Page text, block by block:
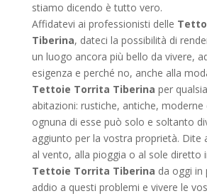
stiamo dicendo è tutto vero.
Affidatevi ai professionisti delle
Tiberina, dateci la possibilità di
un luogo ancora più bello da vivere,
esigenza e perché no, anche alla
Tettoie Torrita Tiberina per
abitazioni: rustiche, antiche, moderne
ognuna di esse può solo e soltanto
aggiunto per la vostra proprietà. Dite
al vento, alla pioggia o al sole diretto
Tettoie Torrita Tiberina da oggi in
addio a questi problemi e vivere le